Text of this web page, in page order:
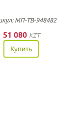
МП-ТВ-948482
51 080 KZT
Купить